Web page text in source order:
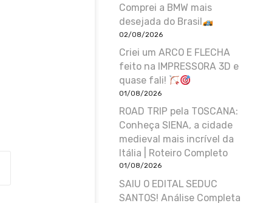
Comprei a BMW mais
desejada do Brasil
02/08/2026
Criei um ARCO E FLECHA
feito na IMPRESSORA 3D e
quase fali!
01/08/2026
ROAD TRIP pela TOSCANA:
Conheça SIENA, a cidade
medieval mais incrível da
Itália | Roteiro Completo
01/08/2026
SAIU O EDITAL SEDUC
SANTOS! Análise Completa